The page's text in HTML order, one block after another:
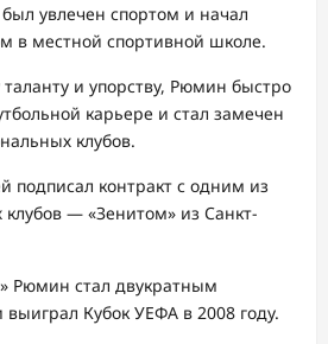
увлечен спортом и начал
в местной спортивной школе.
и упорству, Рюмин быстро
карьере и стал замечен
клубов.
подписал контракт с одним из
— «Зенитом» из Санкт-
Рюмин стал двукратным
Кубок УЕФА в 2008 году.